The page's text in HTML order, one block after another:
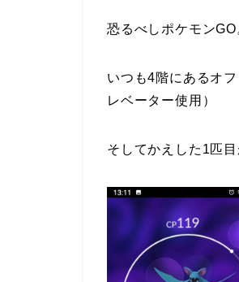
恐るべしポケモンGO
いつも4階にあるオ
レベーター使用）
そしてかえした1匹